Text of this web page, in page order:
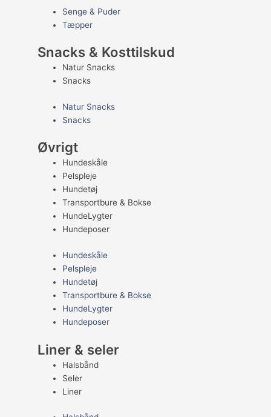
Senge & Puder
Tæpper
Snacks & Kosttilskud
Natur Snacks
Snacks
Natur Snacks
Snacks
Øvrigt
Hundeskåle
Pelspleje
Hundetøj
Transportbure & Bokse
HundeLygter
Hundeposer
Hundeskåle
Pelspleje
Hundetøj
Transportbure & Bokse
HundeLygter
Hundeposer
Liner & seler
Halsbånd
Seler
Liner